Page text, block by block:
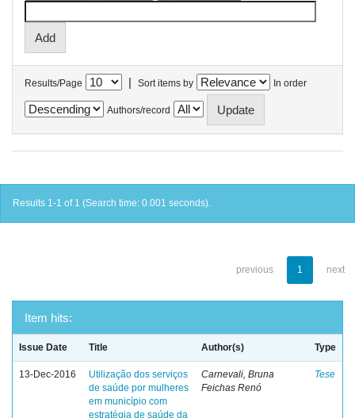
Results/Page | Sort items by In order
Authors/record
Results 1-1 of 1 (Search time: 0.001 seconds).
previous 1 next
Item hits:
Issue Date Title Author(s) Type
13-Dec-2016
Utilização dos serviços
de saúde por mulheres
em município com
estratégia de saúde da
Carnevali, Bruna
Feichas Renó
Tese